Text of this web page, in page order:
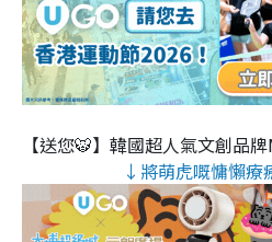
【送您🐯】韓國超人氣文創品
↓將萌虎嘅慵懶療